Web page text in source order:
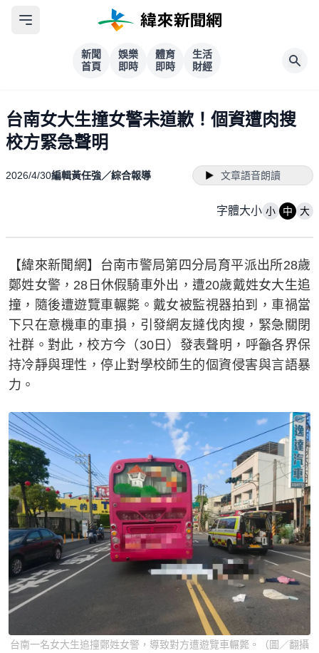
新聞
首頁
娛樂
即時
體育
即時
生活
財經
台南女大生撞女警未道歉！個資遭肉搜
校方緊急聲明
2026/4/30編輯黃任強／綜合報導 文章語音朗讀
字體大小 小 中 大
【緯來新聞網】台南市警局第四分局育平派出所28歲
鄭姓女警，28日休假騎車外出，遭20歲戴姓女大生追
撞，隨後遭遊覽車輾斃。戴女被監視器拍到，車禍當
下只在意機車的車損，引發網友撻伐肉搜，緊急關閉
社群。對此，校方今（30日）發表聲明，呼籲各界保
持冷靜與理性，停止對學校師生的個資侵害與言語暴
力。
台南一名女大生追撞鄭姓女警，導致對方遭遊覽車輾斃。（圖／翻攝